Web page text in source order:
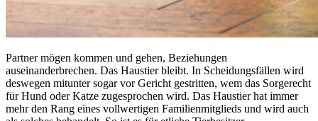
Partner mögen kommen und gehen, Beziehungen
auseinanderbrechen. Das Haustier bleibt. In Scheidungsfällen wird
deswegen mitunter sogar vor Gericht gestritten, wem das Sorgerecht
für Hund oder Katze zugesprochen wird. Das Haustier hat immer
mehr den Rang eines vollwertigen Familienmitglieds und wird auch